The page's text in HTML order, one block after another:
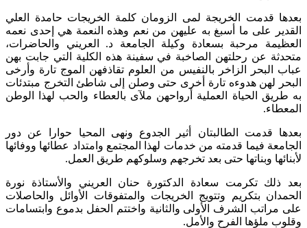
بعدها قدمت الخريجة لمى الزومان كلمة الخريجات حامدة العلي
القدير على ما أسبغ به عليهن من نعم وهذه النعمة هي إحدى نعمه
العظيمة مرحبة بسعادة وكيلة الجامعة د. العريني والحاضرات،
متحدثة عن رحلتهن الصاخبة في سفينة هذه الكلية التي جابت بهن
عباب البحر الزاخر بالنفيس من العلوم تقاذفهن الموج تارة وأرخى
البحر لهن هدوءه تارة أخرى حتى وصلن إلى شاطئ التخرج مبتدئات
به طريق الحياة العملية أرواحهن ملآى بالعطاء والحب لهذا الوطن
المعطاء.
بعدها قدمت الطالبتان أثير الجدوع ونهى المحيا حوارا عن دور
الجامعة فيما قدمته من خدمات لهذا المجتمع وامتداد عطائها ووفائها
لأبنائها وبناتها حتى بعد تخرجهم وسلوكهم طريق العمل.
بعد ذلك تكرمت سعادة الدكتورة حنان العريني والأستاذة نورة
الحمدان بتكريم وتتويج الخريجات والمتفوقات الأوائل والحاصلات
على مراتب الشرف الأولى والثانية واختتم الحفل بدموع وابتسامات
وقلوب ملؤها الفرح والأمل. ​